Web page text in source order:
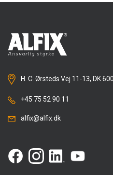
H. C. Ørsteds Vej 11-13, DK
+45 75 52 90 11
alfix@alfix.dk